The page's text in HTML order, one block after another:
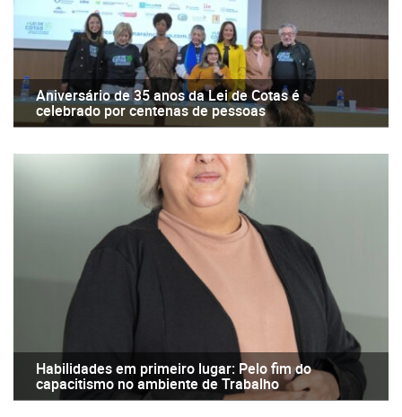
Aniversário de 35 anos da Lei de Cotas é
celebrado por centenas de pessoas
Habilidades em primeiro lugar: Pelo fim do
capacitismo no ambiente de Trabalho